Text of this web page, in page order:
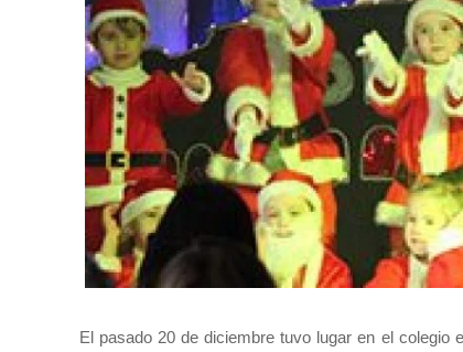
El pasado 20 de diciembre tuvo lugar en el colegio